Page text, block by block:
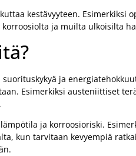
kestävyyteen. Esimerkiksi
ja muilta ulkoisilta
ja
Esimerkiksi austeniittiset
ja korroosioriski.
kun tarvitaan kevyempiä